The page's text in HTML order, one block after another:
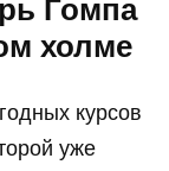
Гомпа
холме
курсов
уже